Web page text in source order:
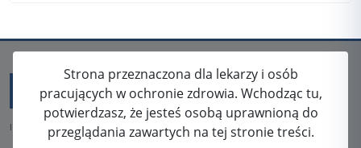
Strona przeznaczona dla lekarzy i osób
pracujących w ochronie zdrowia. Wchodząc tu,
potwierdzasz, że jesteś osobą uprawnioną do
przeglądania zawartych na tej stronie treści.
ISSN: 2080-5438